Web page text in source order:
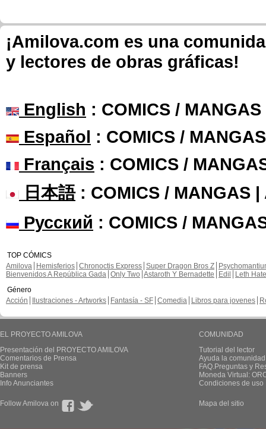
¡Amilova.com es una
y lectores de obras gráficas!
English : COMICS /
Español : COMICS /
Français : COMICS /
日本語: COMICS / MANGAS |
Русский : COMICS /
TOP CÓMICS
Amilova
Hemisferios Chronoctis Express Super Dragon Bros Z
Bienvenidos A República Gada Only Two Astaroth Y Bernadette Edil
Leth Hate
Género
Acción
Ilustraciones - Artworks Fantasía - SF Comedia Libros para jovenes
EL PROYECTO AMILOVA
Presentación del PROYECTO AMILOVA
Comentarios de Prensa
Kit de prensa
Banners
Info Anunciantes
COMUNIDAD
Tutorial del lector
Ayuda la
FAQ.Preguntas y
Moneda Virtual:
Condiciones de uso
Follow Amilova on Mapa del sitio